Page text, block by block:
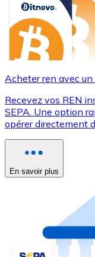
Acheter ren avec
Recevez vos REN
SEPA. Une option
opérer directement
En savoir plus